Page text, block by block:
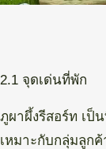
2.1 จุดเด่นที่พัก
ภูผาผึ้งรีสอร์ท เป็
เหมาะกับกลุ่มลูก